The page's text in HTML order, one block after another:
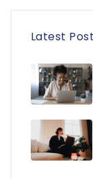
Latest